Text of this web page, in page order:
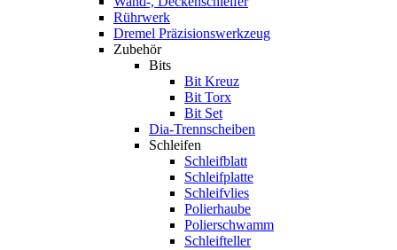
Rührwerk
Dremel Präzisionswerkzeug
Zubehör
Bits
Bit Kreuz
Bit Torx
Bit Set
Dia-Trennscheiben
Schleifen
Schleifblatt
Schleifplatte
Schleifvlies
Polierhaube
Polierschwamm
Schleifteller